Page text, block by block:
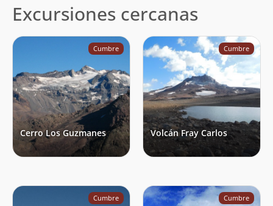
Excursiones cercanas
Cumbre
Cerro Los Guzmanes
Cumbre
Volcán Fray Carlos
Cumbre Cumbre